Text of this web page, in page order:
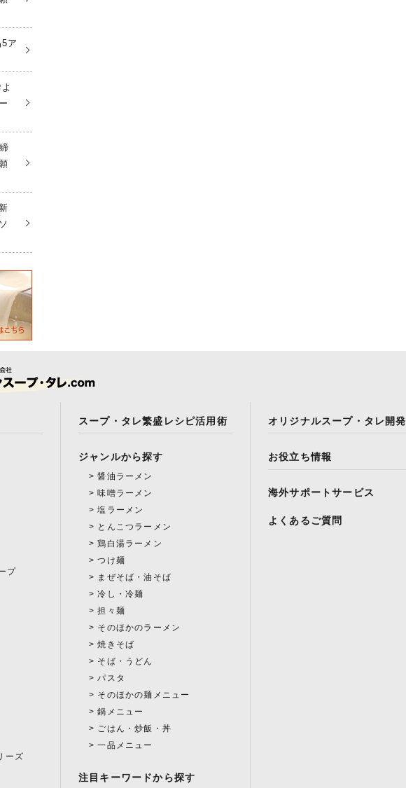
ア
プ
ーズ
スープ・タレ繁盛レシピ活用術
ジャンルから探す
醤油ラーメン
味噌ラーメン
塩ラーメン
とんこつラーメン
鶏白湯ラーメン
つけ麺
まぜそば・油そば
冷し・冷麺
担々麺
そのほかのラーメン
焼きそば
そば・うどん
パスタ
そのほかの麺メニュー
鍋メニュー
ごはん・炒飯・丼
一品メニュー
注目キーワードから探す
オリジナルスープ・タレ開発
お役立ち情報
海外サポートサービス
よくあるご質問